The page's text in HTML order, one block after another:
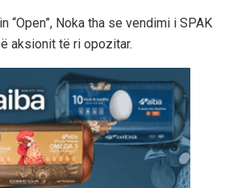
“Open”, Noka tha se vendimi i SPAK
aksionit të ri opozitar.